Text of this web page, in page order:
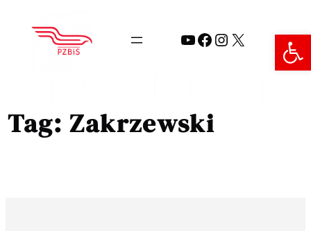
YouTube
Facebook
Instagram
X
Tag: Zakrzewski